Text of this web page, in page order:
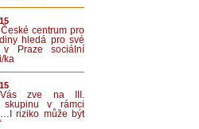
centrum pro
hledá pro své
v Praze sociální
ka
zve na III.
skupinu v rámci
riziko může být